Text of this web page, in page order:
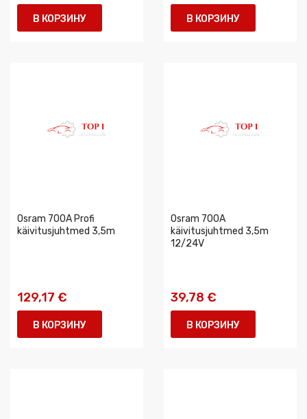
В КОРЗИНУ В КОРЗИНУ
Osram 700A Profi
käivitusjuhtmed 3,5m
129,17 €
В КОРЗИНУ
Osram 700A
käivitusjuhtmed 3,5m
12/24V
39,78 €
В КОРЗИНУ